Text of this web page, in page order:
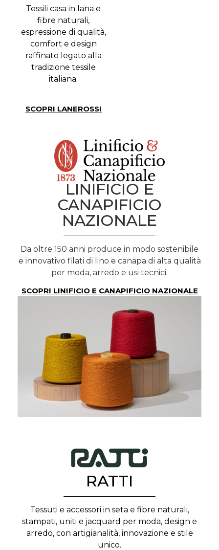
Tessili casa in lana e
fibre naturali,
espressione di qualità,
comfort e design
raffinato legato alla
tradizione tessile
italiana.
SCOPRI LANEROSSI
LINIFICIO E
CANAPIFICIO
NAZIONALE
Da oltre 150 anni produce in modo sostenibile
e innovativo filati di lino e canapa di alta qualità
per moda, arredo e usi tecnici.
SCOPRI LINIFICIO E CANAPIFICIO NAZIONALE
RATTI
Tessuti e accessori in seta e fibre naturali,
stampati, uniti e jacquard per moda, design e
arredo, con artigianalità, innovazione e stile
unico.